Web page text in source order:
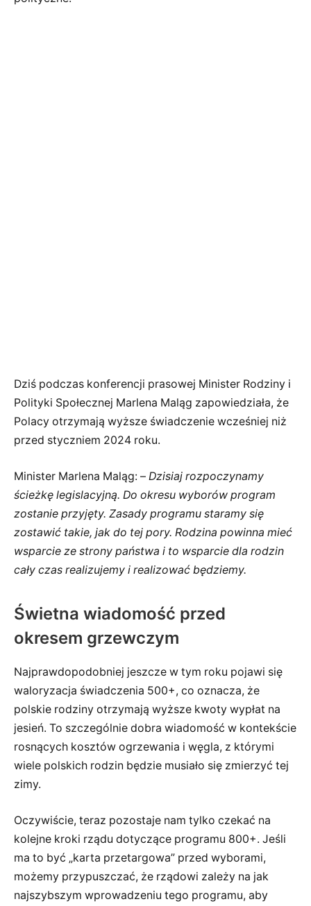
Dziś podczas konferencji prasowej Minister Rodziny i
Polityki Społecznej Marlena Maląg zapowiedziała, że
Polacy otrzymają wyższe świadczenie wcześniej niż
przed styczniem 2024 roku.
Minister Marlena Maląg: – Dzisiaj rozpoczynamy
ścieżkę legislacyjną. Do okresu wyborów program
zostanie przyjęty. Zasady programu staramy się
zostawić takie, jak do tej pory. Rodzina powinna mieć
wsparcie ze strony państwa i to wsparcie dla rodzin
cały czas realizujemy i realizować będziemy.
Świetna wiadomość przed
okresem grzewczym
Najprawdopodobniej jeszcze w tym roku pojawi się
waloryzacja świadczenia 500+, co oznacza, że
polskie rodziny otrzymają wyższe kwoty wypłat na
jesień. To szczególnie dobra wiadomość w kontekście
rosnących kosztów ogrzewania i węgla, z którymi
wiele polskich rodzin będzie musiało się zmierzyć tej
zimy.
Oczywiście, teraz pozostaje nam tylko czekać na
kolejne kroki rządu dotyczące programu 800+. Jeśli
ma to być „karta przetargowa” przed wyborami,
możemy przypuszczać, że rządowi zależy na jak
najszybszym wprowadzeniu tego programu, aby